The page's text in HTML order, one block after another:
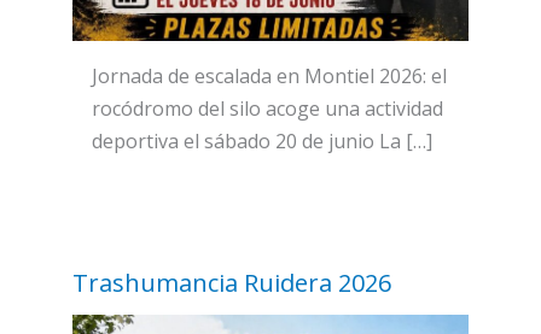
Jornada de escalada en Montiel 2026: el
rocódromo del silo acoge una actividad
deportiva el sábado 20 de junio La […]
Trashumancia Ruidera 2026